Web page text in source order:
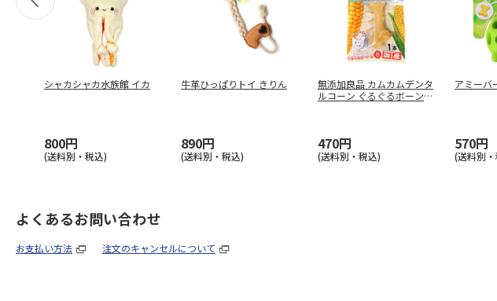
シャカシャカ水族館 イカ
800円
(送料別・税込)
牛革ひっぱりトイ きりん
890円
(送料別・税込)
無添加良品 カムカムデンタ
ルコーン ぐるぐるボーン型
470円
(送料別・税込)
アミーバ
570円
(送料別
よくあるお問い合わせ
お支払い方法 注文のキャンセルについて